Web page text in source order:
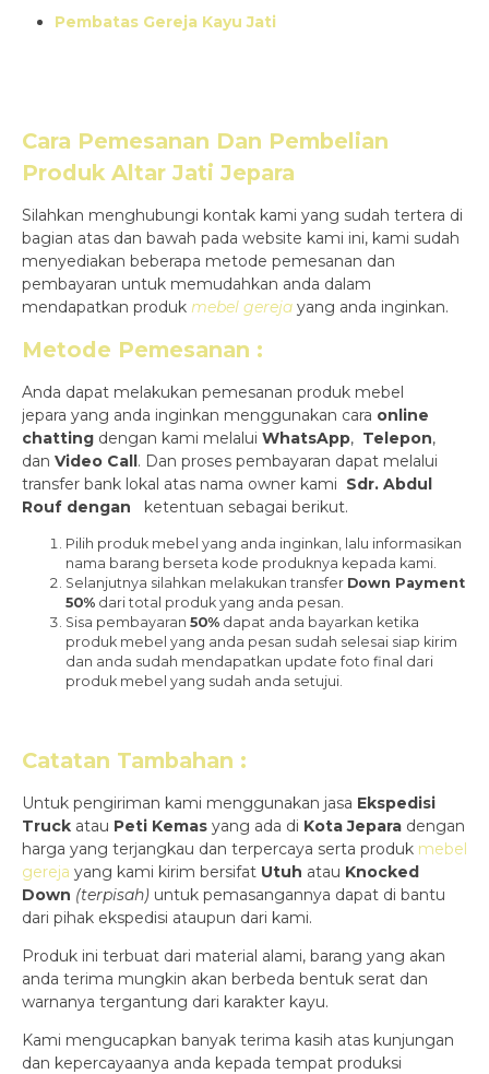
Pembatas Gereja Kayu Jati
Cara Pemesanan Dan Pembelian
Produk Altar Jati Jepara
Silahkan menghubungi kontak kami yang sudah tertera di
bagian atas dan bawah pada website kami ini, kami sudah
menyediakan beberapa metode pemesanan dan
pembayaran untuk memudahkan anda dalam
mendapatkan produk mebel gereja yang anda inginkan.
Metode Pemesanan :
Anda dapat melakukan pemesanan produk mebel
jepara yang anda inginkan menggunakan cara online
chatting dengan kami melalui WhatsApp, Telepon,
dan Video Call. Dan proses pembayaran dapat melalui
transfer bank lokal atas nama owner kami Sdr. Abdul
Rouf dengan ketentuan sebagai berikut.
Pilih produk mebel yang anda inginkan, lalu informasikan
nama barang berseta kode produknya kepada kami.
Selanjutnya silahkan melakukan transfer Down Payment
50% dari total produk yang anda pesan.
Sisa pembayaran 50% dapat anda bayarkan ketika
produk mebel yang anda pesan sudah selesai siap kirim
dan anda sudah mendapatkan update foto final dari
produk mebel yang sudah anda setujui.
Catatan Tambahan :
Untuk pengiriman kami menggunakan jasa Ekspedisi
Truck atau Peti Kemas yang ada di Kota Jepara dengan
harga yang terjangkau dan terpercaya serta produk mebel
gereja yang kami kirim bersifat Utuh atau Knocked
Down (terpisah) untuk pemasangannya dapat di bantu
dari pihak ekspedisi ataupun dari kami.
Produk ini terbuat dari material alami, barang yang akan
anda terima mungkin akan berbeda bentuk serat dan
warnanya tergantung dari karakter kayu.
Kami mengucapkan banyak terima kasih atas kunjungan
dan kepercayaanya anda kepada tempat produksi